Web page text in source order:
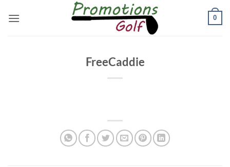
0
FreeCaddie